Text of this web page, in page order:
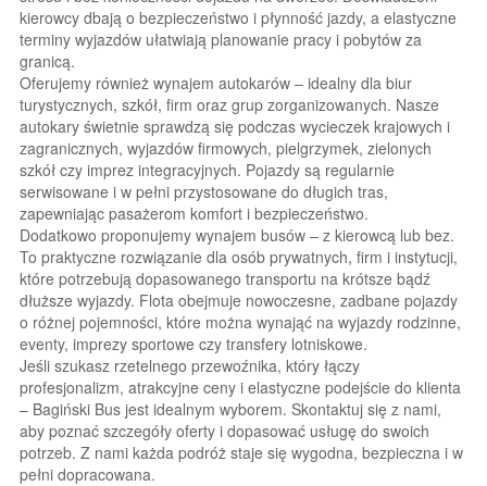
kierowcy dbają o bezpieczeństwo i płynność jazdy, a elastyczne
terminy wyjazdów ułatwiają planowanie pracy i pobytów za
granicą.
Oferujemy również wynajem autokarów – idealny dla biur
turystycznych, szkół, firm oraz grup zorganizowanych. Nasze
autokary świetnie sprawdzą się podczas wycieczek krajowych i
zagranicznych, wyjazdów firmowych, pielgrzymek, zielonych
szkół czy imprez integracyjnych. Pojazdy są regularnie
serwisowane i w pełni przystosowane do długich tras,
zapewniając pasażerom komfort i bezpieczeństwo.
Dodatkowo proponujemy wynajem busów – z kierowcą lub bez.
To praktyczne rozwiązanie dla osób prywatnych, firm i instytucji,
które potrzebują dopasowanego transportu na krótsze bądź
dłuższe wyjazdy. Flota obejmuje nowoczesne, zadbane pojazdy
o różnej pojemności, które można wynająć na wyjazdy rodzinne,
eventy, imprezy sportowe czy transfery lotniskowe.
Jeśli szukasz rzetelnego przewoźnika, który łączy
profesjonalizm, atrakcyjne ceny i elastyczne podejście do klienta
– Bagiński Bus jest idealnym wyborem. Skontaktuj się z nami,
aby poznać szczegóły oferty i dopasować usługę do swoich
potrzeb. Z nami każda podróż staje się wygodna, bezpieczna i w
pełni dopracowana.